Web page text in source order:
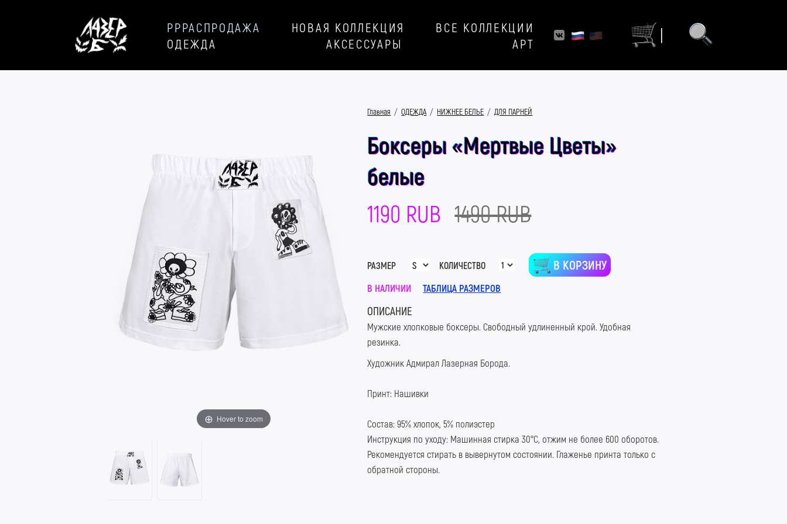
РРРАСПРОДАЖА НОВАЯ КОЛЛЕКЦИЯ
ВСЕ КОЛЛЕКЦИИ
ОДЕЖДА
АКСЕССУАРЫ АРТ |
Hover to zoom
Главная / ОДЕЖДА / НИЖНЕЕ БЕЛЬЕ / ДЛЯ ПАРНЕЙ
Боксеры «Мертвые Цветы»
белые
1190 RUB 1490 RUB
РАЗМЕР КОЛИЧЕСТВО В КОРЗИНУ
В НАЛИЧИИ ТАБЛИЦА РАЗМЕРОВ
ОПИСАНИЕ
Мужские хлопковые боксеры. Свободный удлиненный крой. Удобная
резинка.
Художник Адмирал Лазерная Борода.
Принт: Нашивки
Состав: 95% хлопок, 5% полиэстер
Инструкция по уходу: Машинная стирка 30°С, отжим не более 600 оборотов.
Рекомендуется стирать в вывернутом состоянии. Глаженье принта только с
обратной стороны.